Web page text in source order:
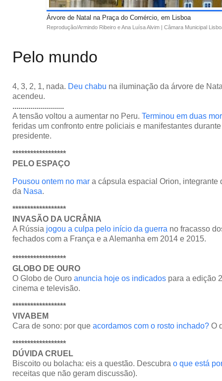
Árvore de Natal na Praça do Comércio, em Lisboa
Reprodução/Armindo Ribeiro e Ana Luísa Alvim | Câmara Municipal
Pelo mundo
4, 3, 2, 1, nada. Deu chabu na iluminação da árvore de
acendeu.
..........................
A tensão voltou a aumentar no Peru. Terminou em duas
feridas um confronto entre policiais e manifestantes
presidente.
******************
PELO ESPAÇO
Pousou ontem no mar a cápsula espacial Orion, integrante
da Nasa.
******************
INVASÃO DA UCRÂNIA
A Rússia jogou a culpa pelo início da guerra no fracasso
fechados com a França e a Alemanha em 2014 e 2015.
******************
GLOBO DE OURO
O Globo de Ouro anuncia hoje os indicados para a edição
cinema e televisão.
******************
VIVABEM
Cara de sono: por que acordamos com o rosto inchado? O
******************
DÚVIDA CRUEL
Biscoito ou bolacha: eis a questão. Descubra o que está
receitas que não geram discussão).